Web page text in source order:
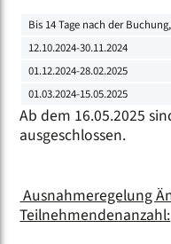
Bis 14 Tage nach der
12.10.2024-30.11.2024
01.12.2024-28.02.2025
01.03.2024-15.05.2025
Ab dem 16.05.2025
ausgeschlossen.
Ausnahmeregelung
Teilnehmendenanzahl: